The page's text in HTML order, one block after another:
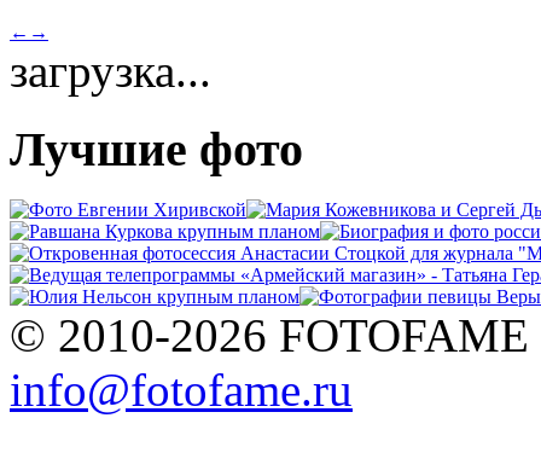
← →
загрузка...
Лучшие фото
© 2010-2026 FOTOFAME
info@fotofame.ru